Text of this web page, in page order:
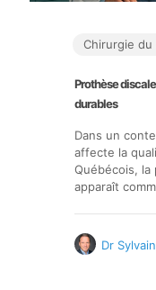
Chirurgie du
Prothèse
durables
Dans un
affecte la
Québécois, la
apparaît
Dr